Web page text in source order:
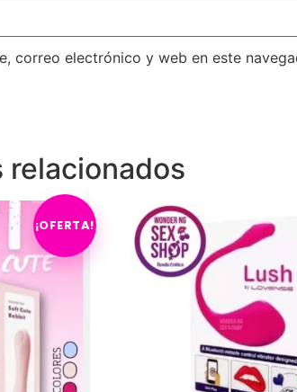
correo electrónico y web en este
relacionados
¡OFERTA!